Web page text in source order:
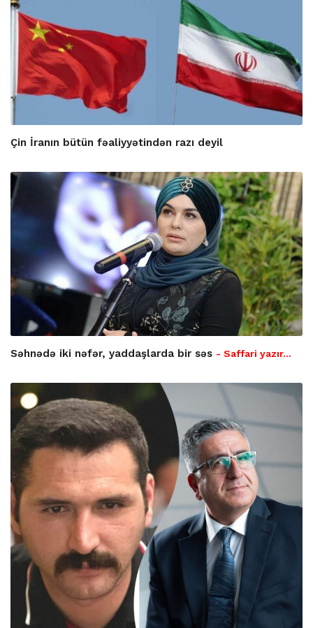
Çin İranın bütün fəaliyyətindən razı deyil
Səhnədə iki nəfər, yaddaşlarda bir səs - Saffari yazır…